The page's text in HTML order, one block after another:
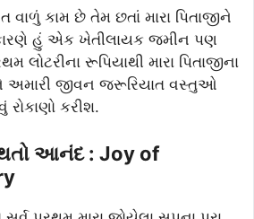
કામ છે તેમ છતાં મારા પિતાજીને
હું એક ખેતીલાયક જમીન પણ
લોટરીના રૂપિયાથી મારા પિતાજીના
અમારી જીવન જરૂરિયાત વસ્તુઓ
કરીશ.
થતો આનંદ : Joy of